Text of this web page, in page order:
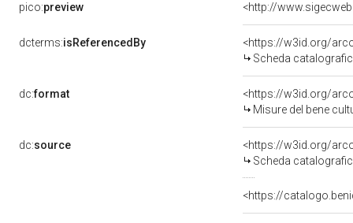
pico:preview
dcterms:isReferencedBy
<https://w3id.org/
Scheda
dc:format
<https://w3id.org/
Misure del bene
dc:source
<https://w3id.org/
Scheda
<https://